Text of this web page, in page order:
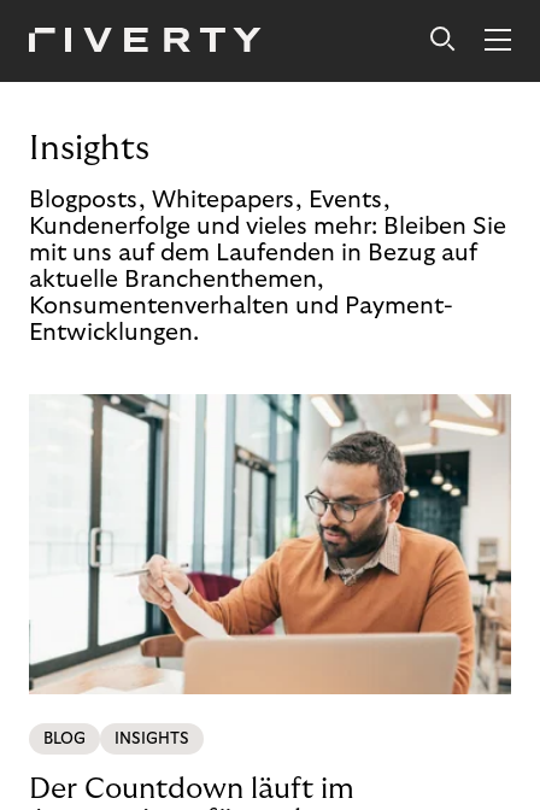
Insights
Blogposts, Whitepapers, Events,
Kundenerfolge und vieles mehr: Bleiben Sie
mit uns auf dem Laufenden in Bezug auf
aktuelle Branchenthemen,
Konsumentenverhalten und Payment-
Entwicklungen.
BLOG INSIGHTS
Der Countdown läuft im